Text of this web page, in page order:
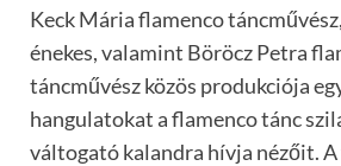
Keck Mária flamenco
énekes, valamint Böröcz Petra
táncművész közös produkciója
hangulatokat a flamenco tánc
váltogató kalandra hívja nézőit.